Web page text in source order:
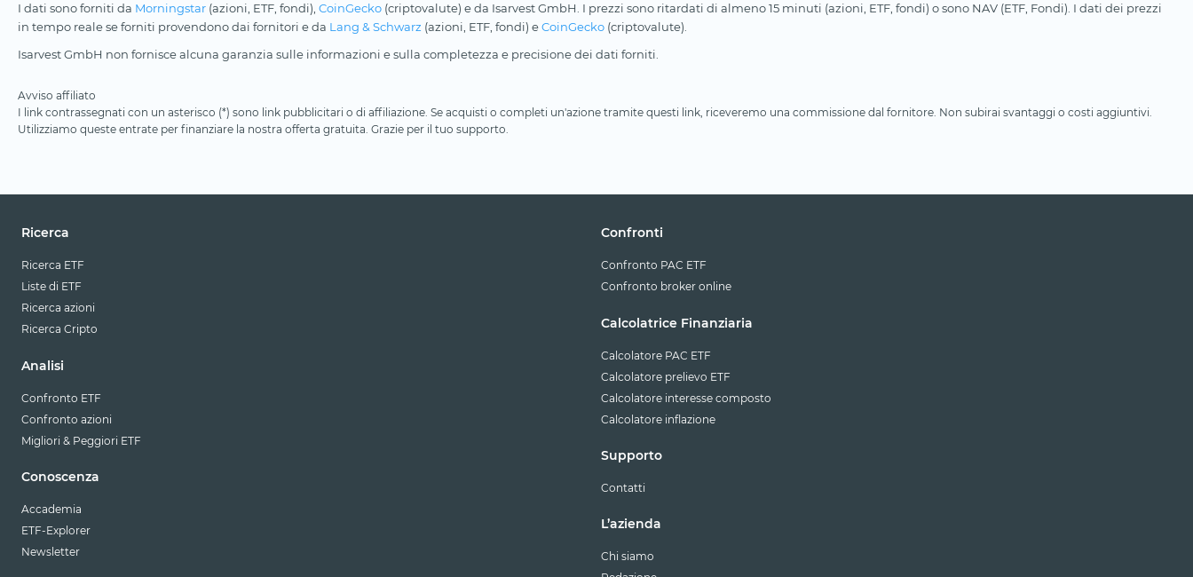
I dati sono forniti da Morningstar (azioni, ETF, fondi), CoinGecko (criptovalute) e da Isarvest GmbH. I prezzi sono ritardati di almeno 15 minuti (azioni, ETF, fondi) o sono NAV (ETF, Fondi). I dati dei prezzi
in tempo reale se forniti provendono dai fornitori e da Lang & Schwarz (azioni, ETF, fondi) eCoinGecko (criptovalute).
Isarvest GmbH non fornisce alcuna garanzia sulle informazioni e sulla completezza e precisione dei dati forniti.
Avviso affiliato
I link contrassegnati con un asterisco (*) sono link pubblicitari o di affiliazione. Se acquisti o completi un'azione tramite questi link, riceveremo una commissione dal fornitore. Non subirai svantaggi o costi aggiuntivi.
Utilizziamo queste entrate per finanziare la nostra offerta gratuita. Grazie per il tuo supporto.
Ricerca
Ricerca ETF
Liste di ETF
Ricerca azioni
Ricerca Cripto
Analisi
Confronto ETF
Confronto azioni
Migliori & Peggiori ETF
Conoscenza
Accademia
ETF-Explorer
Newsletter
Confronti
Confronto PAC ETF
Confronto broker online
Calcolatrice Finanziaria
Calcolatore PAC ETF
Calcolatore prelievo ETF
Calcolatore interesse composto
Calcolatore inflazione
Supporto
Contatti
L’azienda
Chi siamo